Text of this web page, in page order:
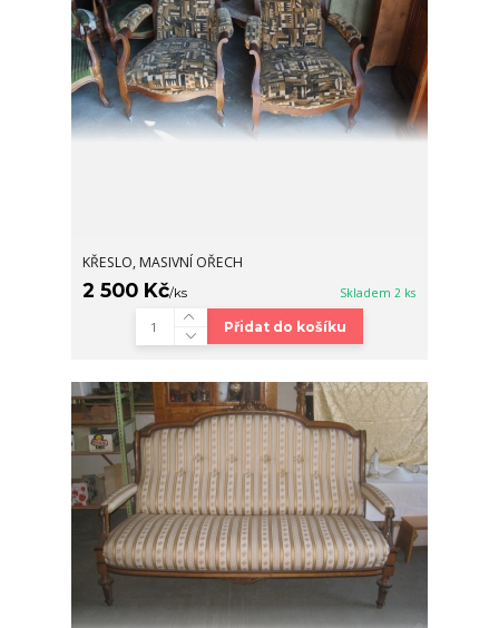
KŘESLO, MASIVNÍ OŘECH
2 500 Kč/ks Skladem 2 ks
Přidat do košíku